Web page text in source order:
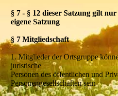
§ 7 - § 12 dieser Satzung gilt
eigene Satzung
§ 7 Mitgliedschaft
1. Mitglieder der Ortsgruppe
juristische
Personen des öffentlichen und
Personengesellschaften sein